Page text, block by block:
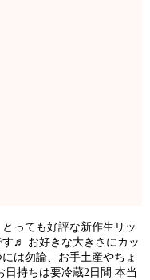
っても好評な新作生リッ
♬ お好きな大きさにカッ
は勿論、お手土産やちょ
持ちは要冷蔵2日間 本当